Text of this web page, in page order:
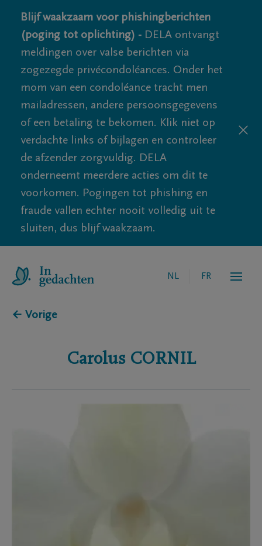
Blijf waakzaam voor phishingberichten
(poging tot oplichting) - DELA ontvangt
meldingen over valse berichten via
zogezegde privécondoléances. Onder het
mom van een condoléance tracht men
mailadressen, andere persoonsgegevens
of een betaling te bekomen. Klik niet op
verdachte links of bijlagen en controleer
de afzender zorgvuldig. DELA
onderneemt meerdere acties om dit te
voorkomen. Pogingen tot phishing en
fraude vallen echter nooit volledig uit te
sluiten, dus blijf waakzaam.
NL FR
← Vorige
Carolus CORNIL